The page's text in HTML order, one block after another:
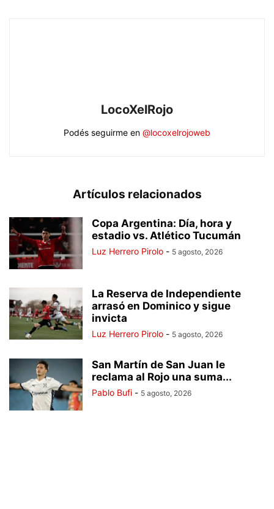
LocoXelRojo
Podés seguirme en @locoxelrojoweb
Artículos relacionados
Copa Argentina: Día, hora y
estadio vs. Atlético Tucumán
Luz Herrero Pirolo - 5 agosto, 2026
La Reserva de Independiente
arrasó en Dominico y sigue
invicta
Luz Herrero Pirolo - 5 agosto, 2026
San Martín de San Juan le
reclama al Rojo una suma...
Pablo Bufi - 5 agosto, 2026